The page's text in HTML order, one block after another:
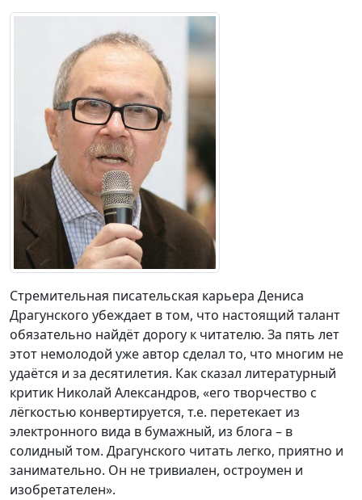
Стремительная писательская карьера Дениса
Драгунского убеждает в том, что настоящий талант
обязательно найдёт дорогу к читателю. За пять лет
этот немолодой уже автор сделал то, что многим не
удаётся и за десятилетия. Как сказал литературный
критик Николай Александров, «его творчество с
лёгкостью конвертируется, т.е. перетекает из
электронного вида в бумажный, из блога – в
солидный том. Драгунского читать легко, приятно и
занимательно. Он не тривиален, остроумен и
изобретателен».